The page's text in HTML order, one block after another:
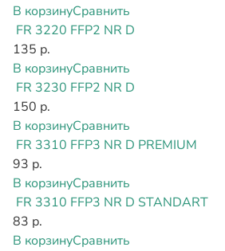
В корзинуСравнить
FR 3220 FFP2 NR D
135 р.
В корзинуСравнить
FR 3230 FFP2 NR D
150 р.
В корзинуСравнить
FR 3310 FFP3 NR D PREMIUM
93 р.
В корзинуСравнить
FR 3310 FFP3 NR D STANDART
83 р.
В корзинуСравнить